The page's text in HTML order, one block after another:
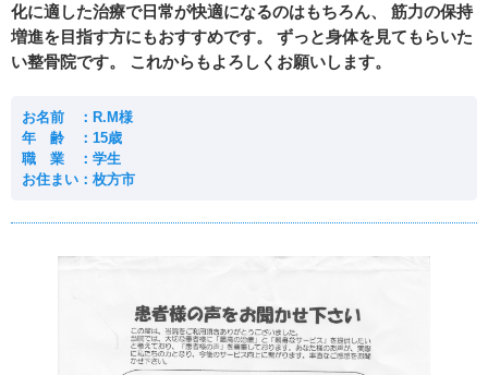
化に適した治療で日常が快適になるのはもちろん、 筋力の保持
増進を目指す方にもおすすめです。 ずっと身体を見てもらいた
い整骨院です。 これからもよろしくお願いします。
お名前 ：R.M様
年 齢 ：15歳
職 業 ：学生
お住まい：枚方市